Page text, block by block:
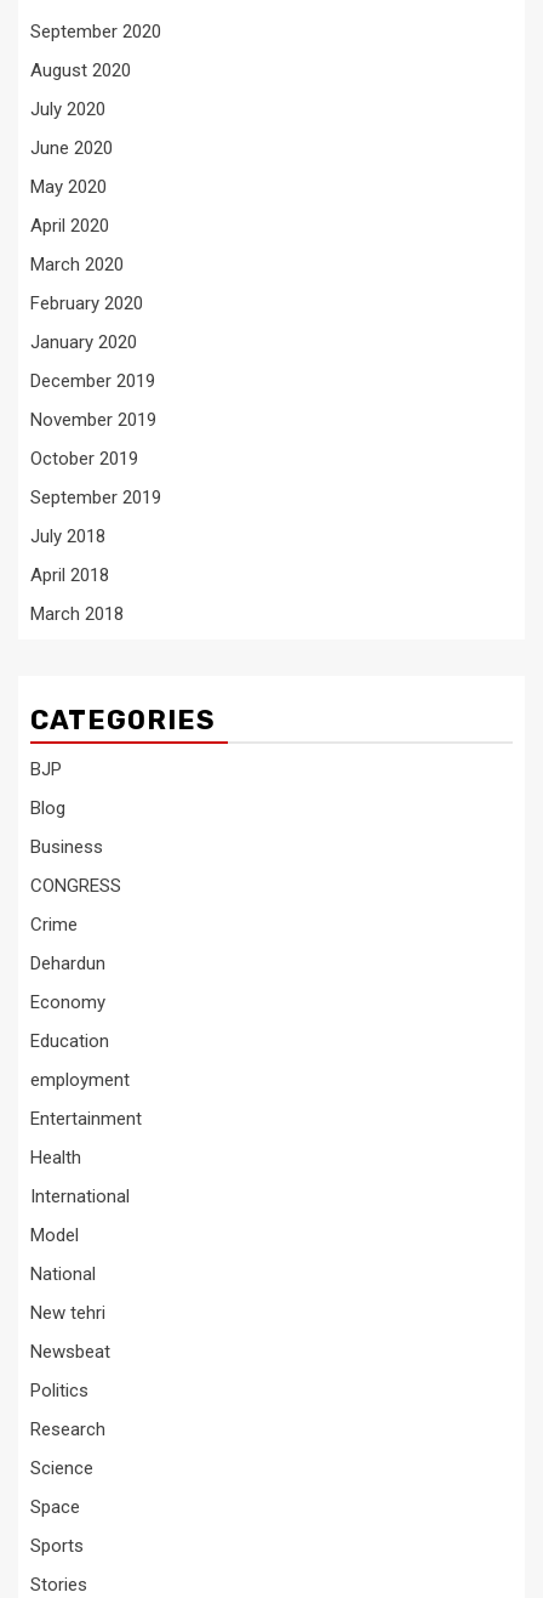
September 2020
August 2020
July 2020
June 2020
May 2020
April 2020
March 2020
February 2020
January 2020
December 2019
November 2019
October 2019
September 2019
July 2018
April 2018
March 2018
CATEGORIES
BJP
Blog
Business
CONGRESS
Crime
Dehardun
Economy
Education
employment
Entertainment
Health
International
Model
National
New tehri
Newsbeat
Politics
Research
Science
Space
Sports
Stories